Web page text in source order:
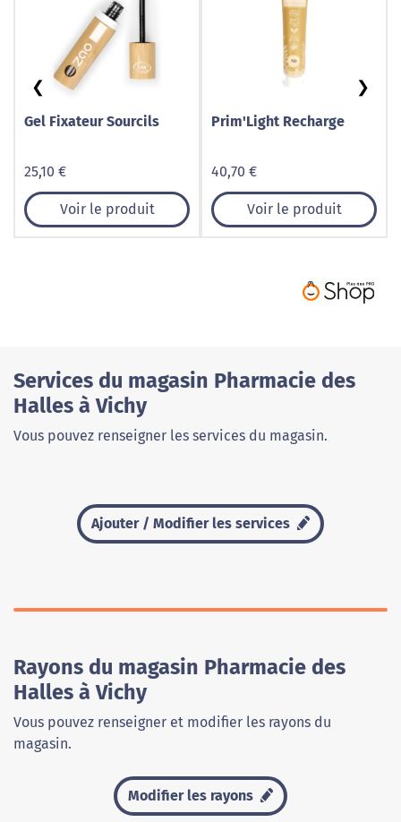
Gel Fixateur Sourcils
25,10 €
Voir le produit
Prim'Light Recharge
40,70 €
Voir le produit
❮ ❯
Services du magasin Pharmacie des
Halles à Vichy
Vous pouvez renseigner les services du magasin.
Ajouter / Modifier les services
Rayons du magasin Pharmacie des
Halles à Vichy
Vous pouvez renseigner et modifier les rayons du
magasin.
Modifier les rayons